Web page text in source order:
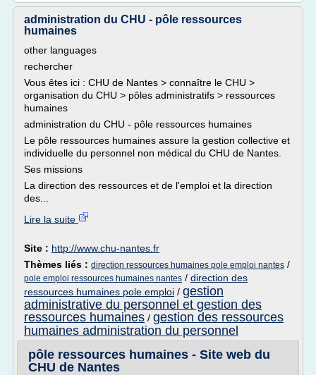
administration du CHU - pôle ressources
humaines
other languages
rechercher
Vous êtes ici : CHU de Nantes > connaître le CHU >
organisation du CHU > pôles administratifs > ressources
humaines
administration du CHU - pôle ressources humaines
Le pôle ressources humaines assure la gestion collective et
individuelle du personnel non médical du CHU de Nantes.
Ses missions
La direction des ressources et de l'emploi et la direction
des...
Lire la suite
Site : http://www.chu-nantes.fr
Thèmes liés : direction ressources humaines pole emploi nantes /
pole emploi ressources humaines nantes / direction des
ressources humaines pole emploi / gestion
administrative du personnel et gestion des
ressources humaines / gestion des ressources
humaines administration du personnel
pôle ressources humaines - Site web du
CHU de Nantes